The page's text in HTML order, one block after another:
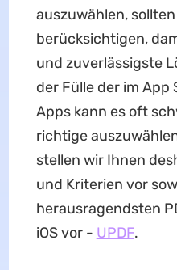
auszuwählen,
berücksichtigen,
und zuverlässigste
der Fülle der im
Apps kann es oft
richtige
stellen wir Ihnen
und Kriterien vor
herausragendsten
iOS vor - UPDF.